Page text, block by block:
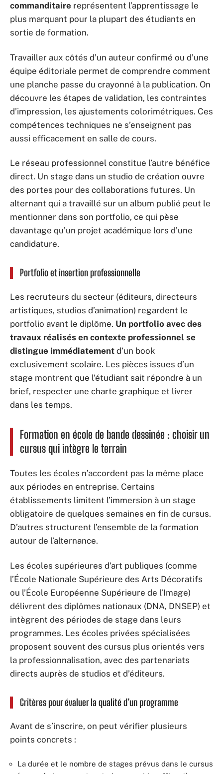
commanditaire représentent l’apprentissage le
plus marquant pour la plupart des étudiants en
sortie de formation.
Travailler aux côtés d’un auteur confirmé ou d’une
équipe éditoriale permet de comprendre comment
une planche passe du crayonné à la publication. On
découvre les étapes de validation, les contraintes
d’impression, les ajustements colorimétriques. Ces
compétences techniques ne s’enseignent pas
aussi efficacement en salle de cours.
Le réseau professionnel constitue l’autre bénéfice
direct. Un stage dans un studio de création ouvre
des portes pour des collaborations futures. Un
alternant qui a travaillé sur un album publié peut le
mentionner dans son portfolio, ce qui pèse
davantage qu’un projet académique lors d’une
candidature.
Portfolio et insertion professionnelle
Les recruteurs du secteur (éditeurs, directeurs
artistiques, studios d’animation) regardent le
portfolio avant le diplôme. Un portfolio avec des
travaux réalisés en contexte professionnel se
distingue immédiatement d’un book
exclusivement scolaire. Les pièces issues d’un
stage montrent que l’étudiant sait répondre à un
brief, respecter une charte graphique et livrer
dans les temps.
Formation en école de bande dessinée : choisir un
cursus qui intègre le terrain
Toutes les écoles n’accordent pas la même place
aux périodes en entreprise. Certains
établissements limitent l’immersion à un stage
obligatoire de quelques semaines en fin de cursus.
D’autres structurent l’ensemble de la formation
autour de l’alternance.
Les écoles supérieures d’art publiques (comme
l’École Nationale Supérieure des Arts Décoratifs
ou l’École Européenne Supérieure de l’Image)
délivrent des diplômes nationaux (DNA, DNSEP) et
intègrent des périodes de stage dans leurs
programmes. Les écoles privées spécialisées
proposent souvent des cursus plus orientés vers
la professionnalisation, avec des partenariats
directs auprès de studios et d’éditeurs.
Critères pour évaluer la qualité d’un programme
Avant de s’inscrire, on peut vérifier plusieurs
points concrets :
La durée et le nombre de stages prévus dans le cursus